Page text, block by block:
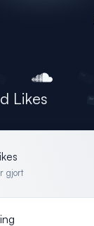
Likes
gjort